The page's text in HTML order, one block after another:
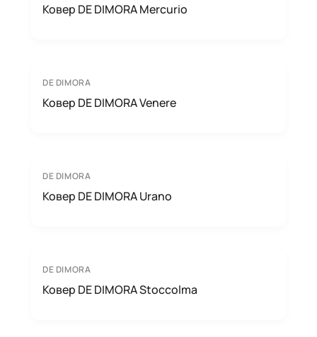
Ковер DE DIMORA Mercurio
DE DIMORA
Ковер DE DIMORA Venere
DE DIMORA
Ковер DE DIMORA Urano
DE DIMORA
Ковер DE DIMORA Stoccolma